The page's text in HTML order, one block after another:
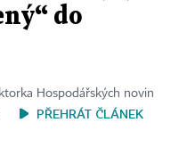
do
Hospodářských novin
PŘEHRÁT ČLÁNEK